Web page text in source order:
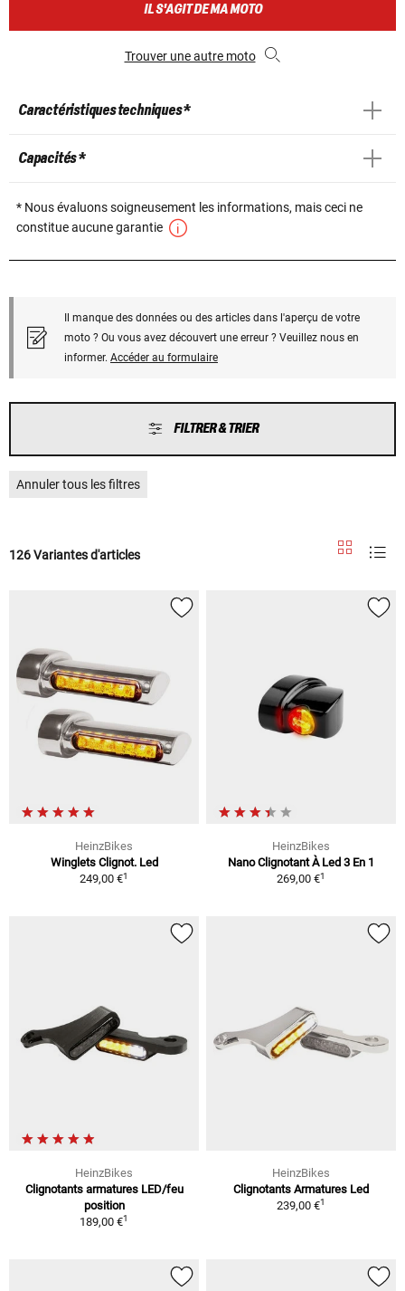
IL S'AGIT DE MA MOTO
Trouver une autre moto
Caractéristiques techniques *
Capacités *
* Nous évaluons soigneusement les informations, mais ceci ne
constitue aucune garantie
Il manque des données ou des articles dans l'aperçu de votre
moto ? Ou vous avez découvert une erreur ? Veuillez nous en
informer. Accéder au formulaire
FILTRER & TRIER
Annuler tous les filtres
126 Variantes d'articles
HeinzBikes
Winglets Clignot. Led
249,00 €1
HeinzBikes
Nano Clignotant À Led 3 En 1
269,00 €1
HeinzBikes
Clignotants armatures LED/feu
position
189,00 €1
HeinzBikes
Clignotants Armatures Led
239,00 €1